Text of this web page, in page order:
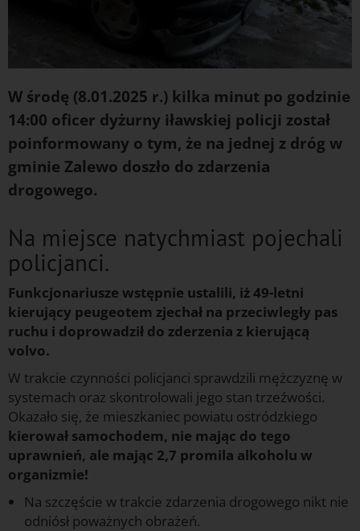
W środę (8.01.2025 r.) kilka minut po godzinie
14:00 oficer dyżurny iławskiej policji został
poinformowany o tym, że na jednej z dróg w
gminie Zalewo doszło do zdarzenia
drogowego.
Na miejsce natychmiast pojechali
policjanci.
Funkcjonariusze wstępnie ustalili, iż 49-letni
kierujący peugeotem zjechał na przeciwległy pas
ruchu i doprowadził do zderzenia z kierującą
volvo.
W trakcie czynności policjanci sprawdzili mężczyznę w
systemach oraz skontrolowali jego stan trzeźwości.
Okazało się, że mieszkaniec powiatu ostródzkiego
kierował samochodem, nie mając do tego
uprawnień, ale mając 2,7 promila alkoholu w
organizmie!
Na szczęście w trakcie zdarzenia drogowego nikt nie
odniósł poważnych obrażeń.